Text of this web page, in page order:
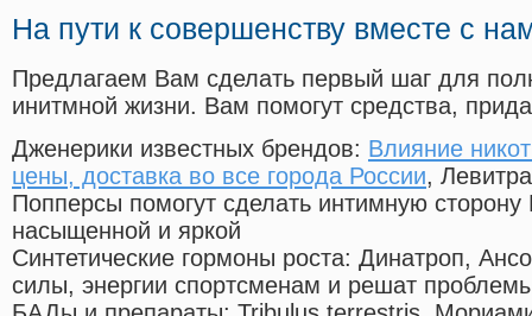
На пути к совершенству вместе с
Предлагаем Вам сделать первый шаг для
инитмной жизни. Вам помогут средства,
Дженерики известных брендов: Влияние
цены, доставка во все города России,
Попперсы помогут сделать интимную
насыщенной и яркой
Синтетические гормоны роста: Динатроп,
силы, энергии спортсменам и решат